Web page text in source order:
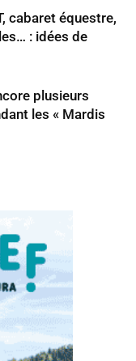
cabaret équestre,
: idées de
plusieurs
les « Mardis